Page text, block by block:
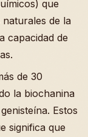
que
de la
capacidad de
de 30
la biochanina
Estos
significa que